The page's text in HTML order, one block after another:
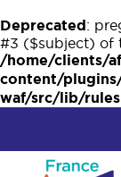
Deprecated:
#3 ($subject) of
/home/clients/
content/
waf/src/lib/